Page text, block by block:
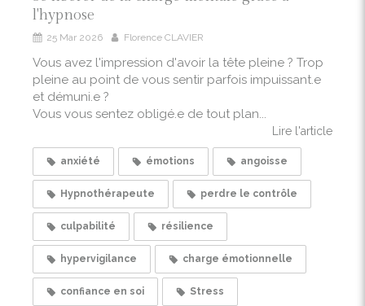
l'hypnose
25 Mar 2026 Florence CLAVIER
Vous avez l'impression d'avoir la tête pleine ? Trop
pleine au point de vous sentir parfois impuissant.e
et démuni.e ?
Vous vous sentez obligé.e de tout plan...
Lire l'article
anxiété émotions angoisse
Hypnothérapeute perdre le contrôle
culpabilité résilience
hypervigilance charge émotionnelle
confiance en soi Stress